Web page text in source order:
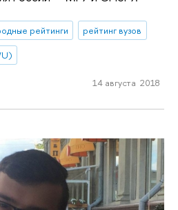
рейтинги
рейтинг вузов
14 августа 2018